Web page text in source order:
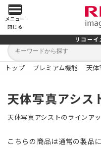
メ
イ
ン
メ
ニ
ュ
ー
メニュー
閉じる
リコーイ
キ
ワ
ー
トップ プレミアム機能 天体
天体写真アシス
天体写真アシストのラインア
こちらの商品は通常の製品